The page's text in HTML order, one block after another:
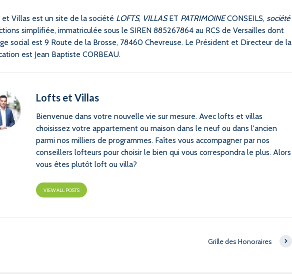
Villas est un site de la société LOFTS, VILLASET PATRIMOINECONSEILS, société
simplifiée, immatriculée sous le SIREN 885267864 au RCS de Versailles dont
social est 9 Route de la Brosse, 78460 Chevreuse. Le Président et Directeur de la
est Jean Baptiste CORBEAU.
Lofts et Villas
Bienvenue dans votre nouvelle vie sur mesure. Avec lofts et villas
choisissez votre appartement ou maison dans le neuf ou dans l'ancien
parmi nos milliers de programmes. Faîtes vous accompagner par nos
conseillers lofteurs pour choisir le bien qui vous correspondra le plus. Alors
vous êtes plutôt loft ou villa?
VIEW ALL POSTS
Grille des Honoraires